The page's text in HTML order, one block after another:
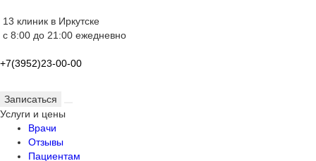
13 клиник в Иркутске
с 8:00 до 21:00 ежедневно
+7(3952)23-00-00
Записаться
Услуги и цены
Врачи
Отзывы
Пациентам